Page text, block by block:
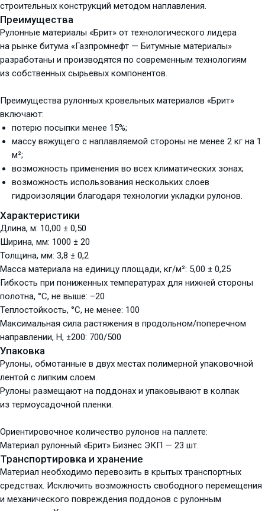
строительных конструкций методом наплавления.
Преимущества
Рулонные материалы «Брит» от технологического лидера
на рынке битума «Газпромнефт — Битумные материалы»
разработаны и производятся по современным технологиям
из собственных сырьевых компонентов.
Преимущества рулонных кровельных материалов «Брит»
включают:
потерю посыпки менее 15%;
массу вяжущего с наплавляемой стороны не менее 2 кг на 1
м²;
возможность применения во всех климатических зонах;
возможность использования нескольких слоев
гидроизоляции благодаря технологии укладки рулонов.
Характеристики
Длина, м: 10,00 ± 0,50
Ширина, мм: 1000 ± 20
Толщина, мм: 3,8 ± 0,2
Масса материала на единицу площади, кг/м²: 5,00 ± 0,25
Гибкость при пониженных температурах для нижней стороны
полотна, °С, не выше: –20
Теплостойкость, °С, не менее: 100
Максимальная сила растяжения в продольном/поперечном
направлении, Н, ±200: 700/500
Упаковка
Рулоны, обмотанные в двух местах полимерной упаковочной
лентой с липким слоем.
Рулоны размещают на поддонах и упаковывают в колпак
из термоусадочной пленки.
Ориентировочное количество рулонов на паллете:
Материал рулонный «Брит» Бизнес ЭКП — 23 шт.
Транспортировка и хранение
Материал необходимо перевозить в крытых транспортных
средствах. Исключить возможность свободного перемещения
и механического повреждения поддонов с рулонным